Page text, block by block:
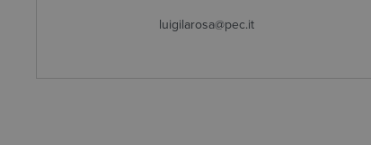
luigilarosa@pec.it